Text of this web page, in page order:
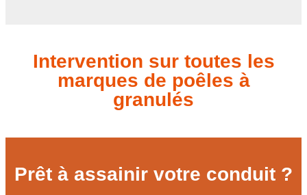
Intervention sur toutes les
marques de poêles à
granulés
Prêt à assainir votre conduit ?